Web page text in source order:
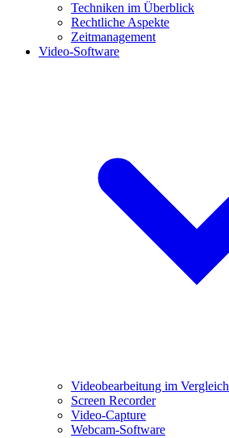
Techniken im Überblick
Rechtliche Aspekte
Zeitmanagement
Video-Software
Videobearbeitung im Vergleich
Screen Recorder
Video-Capture
Webcam-Software